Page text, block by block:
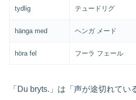
tydlig テュードリグ
hänga med ヘンガ メード
höra fel フーラ フェール
「Du bryts.」は「声が途切れて